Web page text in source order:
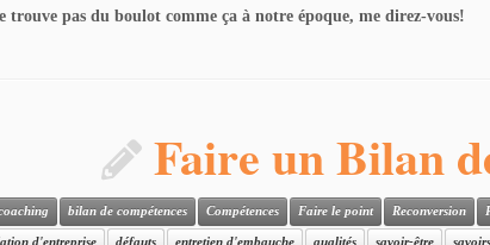
trouve pas du boulot comme ça à notre époque, me direz-vous!
Faire un Bilan
bilan de compétences Compétences Faire le point Reconversion
d'entreprise défauts entretien d'embauche qualités savoir-être savoirs